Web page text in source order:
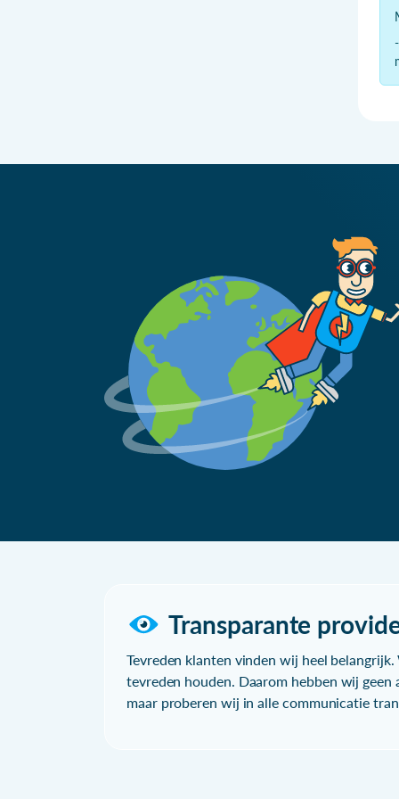
Transparante
Tevreden klanten vinden wij heel
tevreden houden. Daarom hebben wij geen
maar proberen wij in alle communicatie